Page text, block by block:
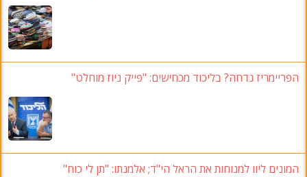
הפריימריז נדחה? בליכוד מכחישים: "פייק ניוז מוחלט"
המונים ליוו למנוחות את הראל הי"ד; אלמנתו: "תן לי כוח"